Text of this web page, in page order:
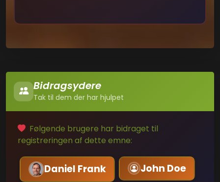
Bidragsydere
Tak til dem der har hjulpet
Følgende brugere har bidraget til
registreringen af dette emne:
Daniel Frank John Doe